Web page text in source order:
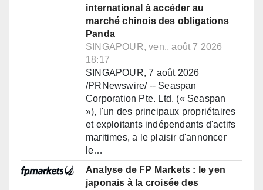
international à accéder au
marché chinois des obligations
Panda
SINGAPOUR, ven., août 7 2026
18:17
SINGAPOUR, 7 août 2026
/PRNewswire/ -- Seaspan
Corporation Pte. Ltd. (« Seaspan
»), l'un des principaux propriétaires
et exploitants indépendants d'actifs
maritimes, a le plaisir d'annoncer
le…
Analyse de FP Markets : le yen
japonais à la croisée des